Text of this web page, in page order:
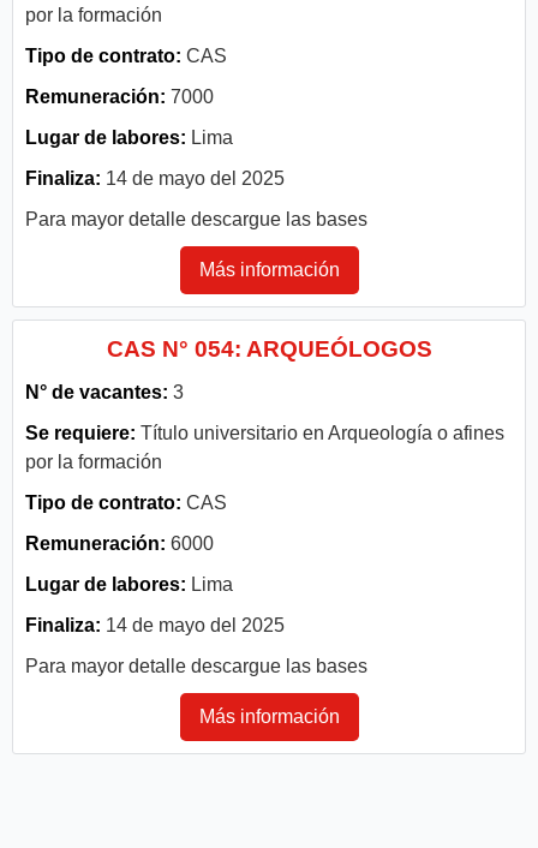
por la formación
Tipo de contrato: CAS
Remuneración: 7000
Lugar de labores: Lima
Finaliza: 14 de mayo del 2025
Para mayor detalle descargue las bases
Más información
CAS N° 054: ARQUEÓLOGOS
N° de vacantes: 3
Se requiere: Título universitario en Arqueología o afines
por la formación
Tipo de contrato: CAS
Remuneración: 6000
Lugar de labores: Lima
Finaliza: 14 de mayo del 2025
Para mayor detalle descargue las bases
Más información